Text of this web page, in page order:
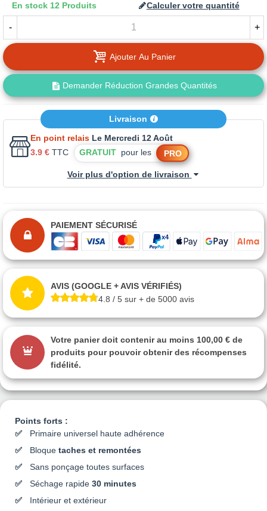
Points forts :
Primaire universel haute adhérence
Bloque taches et remontées
Sans ponçage toutes surfaces
Séchage rapide 30 minutes
Intérieur et extérieur
En stock 12 Produits Calculer votre quantité
- +
Ajouter Au Panier
Demander Réduction Grandes Quantités
Livraison
En point relais Le Mercredi 12 Août
3.9 € TTC GRATUIT pour les PRO
Voir plus d'option de livraison
PAIEMENT SÉCURISÉ
AVIS (GOOGLE + AVIS VÉRIFIÉS)
4.8 / 5 sur + de 5000 avis
Votre panier doit contenir au moins 100,00 € de
produits pour pouvoir obtenir des récompenses
fidélité.